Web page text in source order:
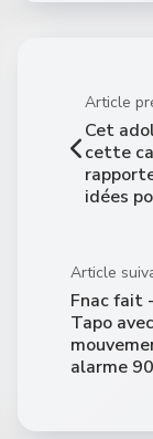
Article
Cet
cette
idées
Article
Fnac fait
Tapo
alarme